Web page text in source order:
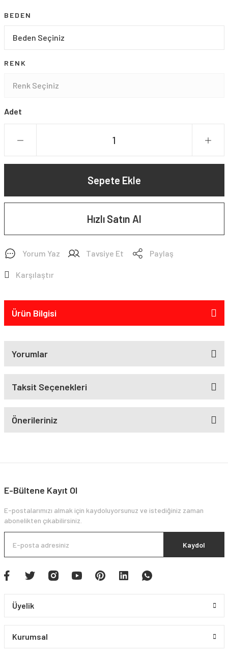
BEDEN
RENK
Adet
Sepete Ekle
Hızlı Satın Al
Yorum Yaz Tavsiye Et Paylaş
Karşılaştır
Ürün Bilgisi
Yorumlar
Taksit Seçenekleri
Önerileriniz
E-Bültene Kayıt Ol
E-postalarımızı almak için kaydoluyorsunuz ve istediğiniz zaman
abonelikten çıkabilirsiniz.
Kaydol
Üyelik
Kurumsal